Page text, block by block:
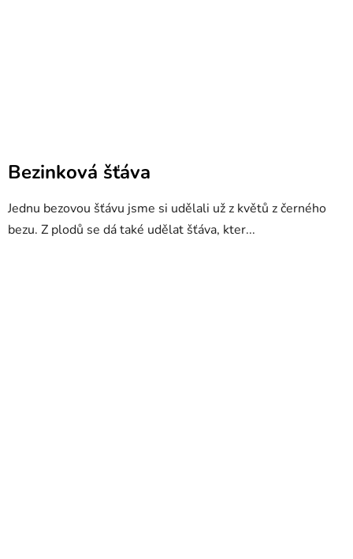
Bezinková šťáva
Jednu bezovou šťávu jsme si udělali už z květů z černého
bezu. Z plodů se dá také udělat šťáva, kter...